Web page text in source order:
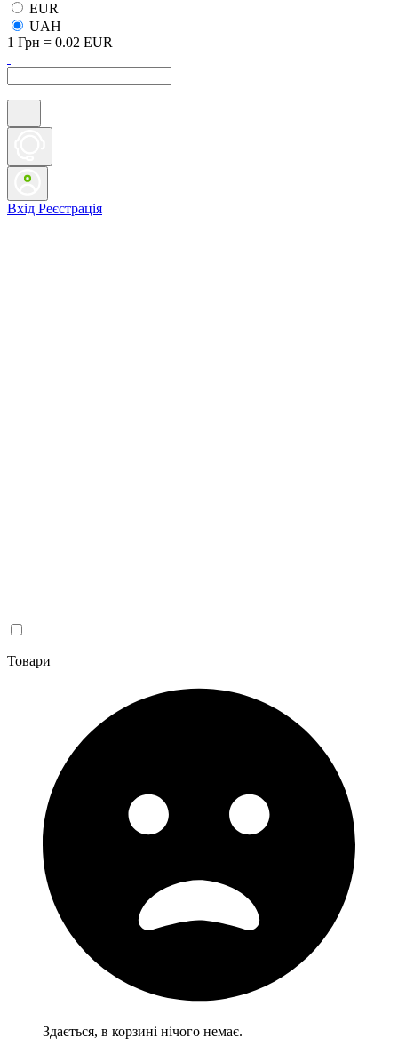
EUR
UAH
1 Грн = 0.02 EUR
Вхід Реєстрація
Товари
Здається, в корзині нічого немає.